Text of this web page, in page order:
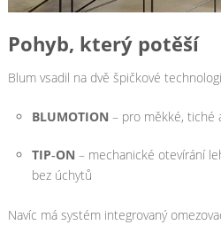
Pohyb, který potěší
Blum vsadil na dvě špičkové
BLUMOTION – pro měkké, tiché
TIP‑ON – mechanické otevírání
bez úchytů
Navíc má systém integrovaný